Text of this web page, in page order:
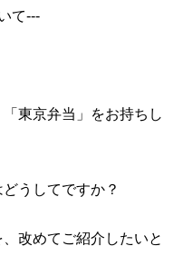
て---
東京弁当」をお持ちし
うしてですか？
改めてご紹介したいと